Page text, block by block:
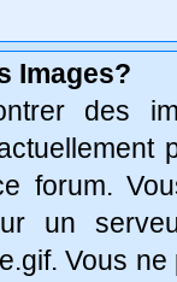
Images?
des
forum.
un
Vous